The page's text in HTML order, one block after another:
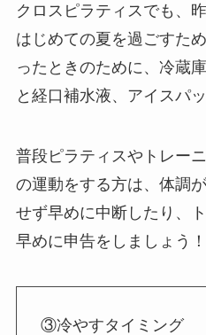
クロスピラティスでも、
はじめての夏を過ごすた
ったときのために、冷蔵
と経口補水液、アイスパ
普段ピラティスやトレー
の運動をする方は、体調
せず早めに中断したり、
早めに申告をしましょう！
③冷やすタイミング